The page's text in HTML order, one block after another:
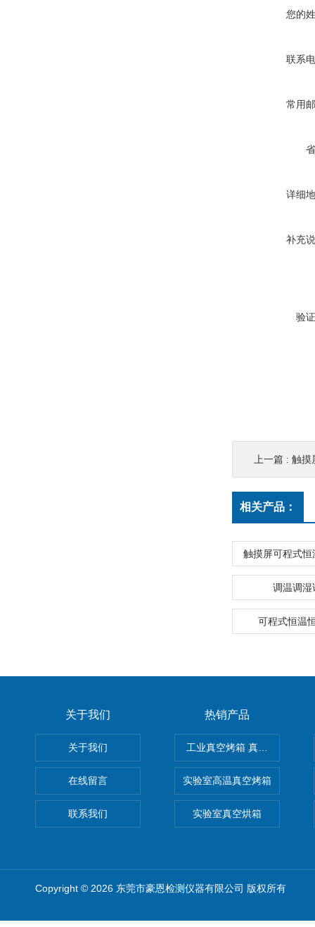
您的
联系
常用
详细
补充
验
上一篇 : 触摸
相关产品：
触摸屏可程式
调温调湿
可程式恒温
关于我们
关于我们
在线留言
联系我们
热销产品
工业真空烤箱 真空烘箱
实验室高温真空烤箱
实验室真空烘箱
Copyright © 2026 东莞市豪恩检测仪器有限公司 版权所有